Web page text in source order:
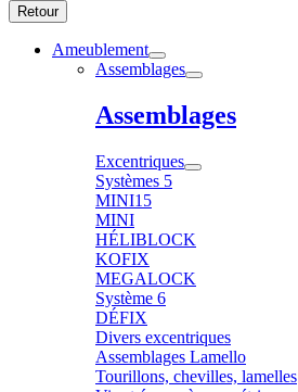
Retour
Ameublement
Assemblages
Assemblages
Excentriques
Systèmes 5
MINI15
MINI
HÉLIBLOCK
KOFIX
MEGALOCK
Système 6
DÉFIX
Divers excentriques
Assemblages Lamello
Tourillons, chevilles, lamelles